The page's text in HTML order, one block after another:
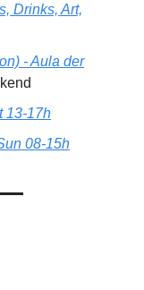
Drinks, Art,
- Aula der
13-17h
08-15h